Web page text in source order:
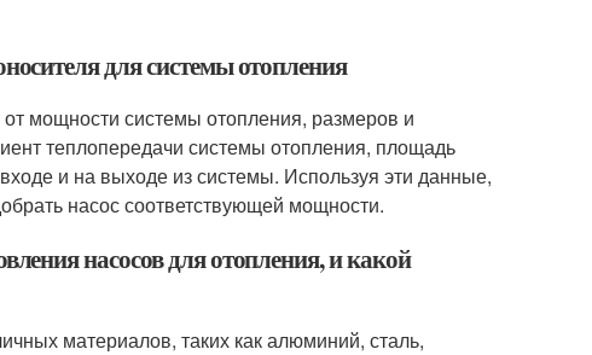
для системы отопления
от мощности системы отопления, размеров и
теплопередачи системы отопления, площадь
и на выходе из системы. Используя эти данные,
насос соответствующей мощности.
насосов для отопления, и какой
материалов, таких как алюминий, сталь,